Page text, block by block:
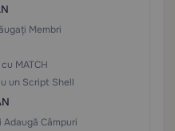
Membri
MATCH
un Script Shell
Adaugă Câmpuri